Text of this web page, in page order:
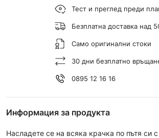
Тест и преглед преди
Безплатна доставка над
Само оригинални стоки
30 дни безплатно
0895 12 16 16
Информация за продукта
Насладете се на всяка крачка по пътя си с